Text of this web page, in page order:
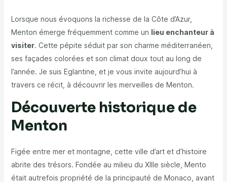
Lorsque nous évoquons la richesse de la Côte d’Azur,
Menton émerge fréquemment comme un lieu enchanteur à
visiter. Cette pépite séduit par son charme méditerranéen,
ses façades colorées et son climat doux tout au long de
l’année. Je suis Eglantine, et je vous invite aujourd’hui à
travers ce récit, à découvrir les merveilles de Menton.
Découverte historique de
Menton
Figée entre mer et montagne, cette ville d’art et d’histoire
abrite des trésors. Fondée au milieu du XIIIe siècle, Mento
était autrefois propriété de la principauté de Monaco, avant